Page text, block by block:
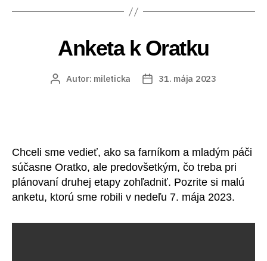
Kategórie
Anketa k Oratku
AutorAutor: mileticka
Dátum31. mája 2023
Chceli sme vedieť, ako sa farníkom a mladým páči
súčasne Oratko, ale predovšetkým, čo treba pri
plánovaní druhej etapy zohľadniť. Pozrite si malú
anketu, ktorú sme robili v nedeľu 7. mája 2023.